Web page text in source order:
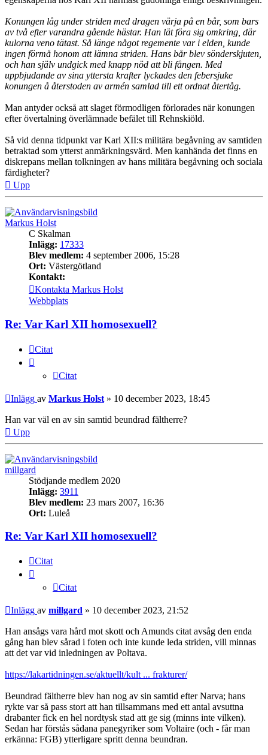
Konungen låg under striden med dragen värja på en bår, som bars
av två efter varandra gående hästar. Han lät föra sig omkring, där
kulorna veno tätast. Så länge något regemente var i elden, kunde
ingen förmå honom att lämna striden. Hans bår blev sönderskjuten,
och han själv undgick med knapp nöd att bli fången. Med
uppbjudande av sina yttersta krafter lyckades den febersjuke
konungen å återstoden av armén samlad till ett ordnat återtåg.
Man antyder också att slaget förmodligen förlorades när konungen
efter övertalning överlämnade befälet till Rehnskiöld.
Så vid denna tidpunkt var Karl XII:s militära begåvning av samtiden
betraktad som ytterst anmärkningsvärd. Men kanhända det finns en
diskrepans mellan tolkningen av hans militära begåvning och sociala
färdigheter?
Upp
Markus Holst
C Skalman
Inlägg: 17333
Blev medlem: 4 september 2006, 15:28
Ort: Västergötland
Kontakt:
Kontakta Markus Holst
Webbplats
Re: Var Karl XII homosexuell?
Citat
Citat
Inlägg av Markus Holst » 10 december 2023, 18:45
Han var väl en av sin samtid beundrad fältherre?
Upp
millgard
Stödjande medlem 2020
Inlägg: 3911
Blev medlem: 23 mars 2007, 16:36
Ort: Luleå
Re: Var Karl XII homosexuell?
Citat
Citat
Inlägg av millgard » 10 december 2023, 21:52
Han ansågs vara hård mot skott och Amunds citat avsåg den enda
gång han blev sårad i foten och inte kunde leda striden, vill minnas
att det var vid inledningen av Poltava.
https://lakartidningen.se/aktuellt/kult ... frakturer/
Beundrad fältherre blev han nog av sin samtid efter Narva; hans
rykte var så pass stort att han tillsammans med ett antal avsuttna
drabanter fick en hel nordtysk stad att ge sig (minns inte vilken).
Sedan har förstås sådana panegyriker som Voltaire (och - får man
erkänna: FGB) ytterligare spritt denna beundran.